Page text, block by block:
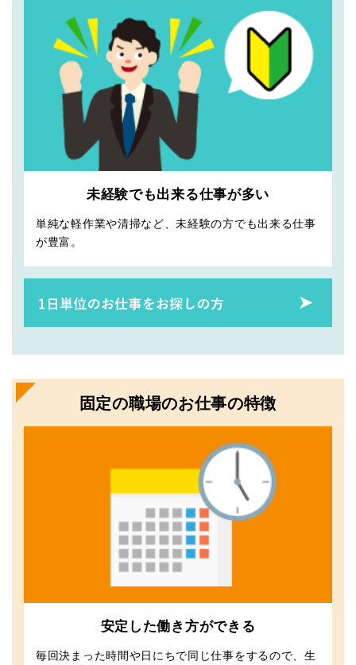
未経験でも出来る仕事が多い
単純な軽作業や清掃など、未経験の方でも出来る仕事
が豊富。
固定の職場のお仕事の特徴
安定した働き方ができる
毎回決まった時間や日にちで同じ仕事をするので、生